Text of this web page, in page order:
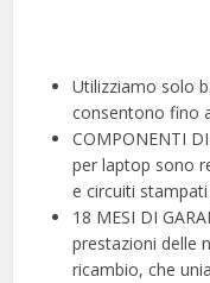
Utilizziamo solo
consentono fino
COMPONENTI
per laptop sono
e circuiti
18 MESI DI
prestazioni delle
ricambio, che